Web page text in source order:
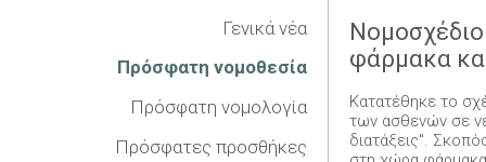
Γενικά νέα
Πρόσφατη νομοθεσία
Πρόσφατη νομολογία
Πρόσφατες προσθήκες
φάρμακα
Κατατέθηκε το
των ασθενών σε
διατάξεις".